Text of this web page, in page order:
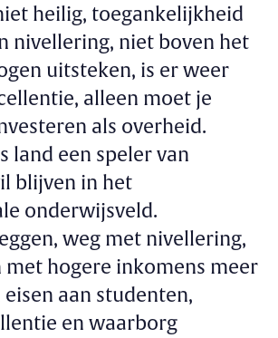
heilig, toegankelijkheid
nivellering, niet boven het
uitsteken, is er weer
alleen moet je
als overheid.
land een speler van
blijven in het
onderwijsveld.
weg met nivellering,
met hogere inkomens meer
aan studenten,
en waarborg